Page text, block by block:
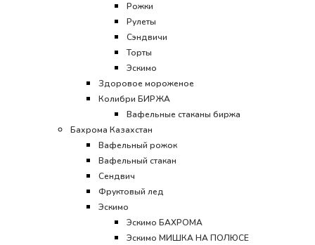
Рожки
Рулеты
Сэндвичи
Торты
Эскимо
Здоровое мороженое
Колибри БИРЖА
Вафельные стаканы биржа
Бахрома Казахстан
Вафельный рожок
Вафельный стакан
Сендвич
Фруктовый лед
Эскимо
Эскимо БАХРОМА
Эскимо МИШКА НА ПОЛЮСЕ